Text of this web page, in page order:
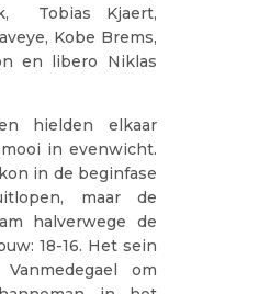
Tobias Kjaert,
Kobe Brems,
en libero Niklas
hielden elkaar
in evenwicht.
in de beginfase
maar de
halverwege de
18-16. Het sein
om